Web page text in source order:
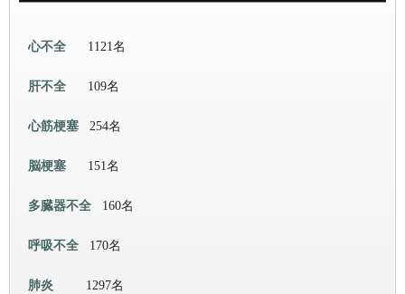
心不全 1121名
肝不全 109名
心筋梗塞 254名
脳梗塞 151名
多臓器不全 160名
呼吸不全 170名
肺炎 1297名